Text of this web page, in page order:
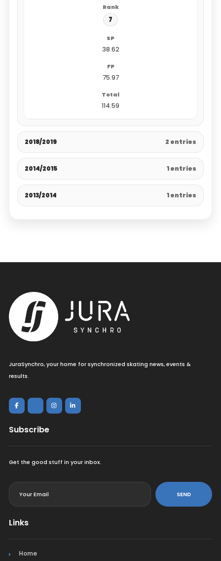
7
38.62
75.97
114.59
2018/2019 2 entries
2014/2015 1 entries
2013/2014 1 entries
JuraSynchro, your home for synchronized skating news, events &
results.
Subscribe
Get the good stuff in your inbox.
SEND
Links
Home